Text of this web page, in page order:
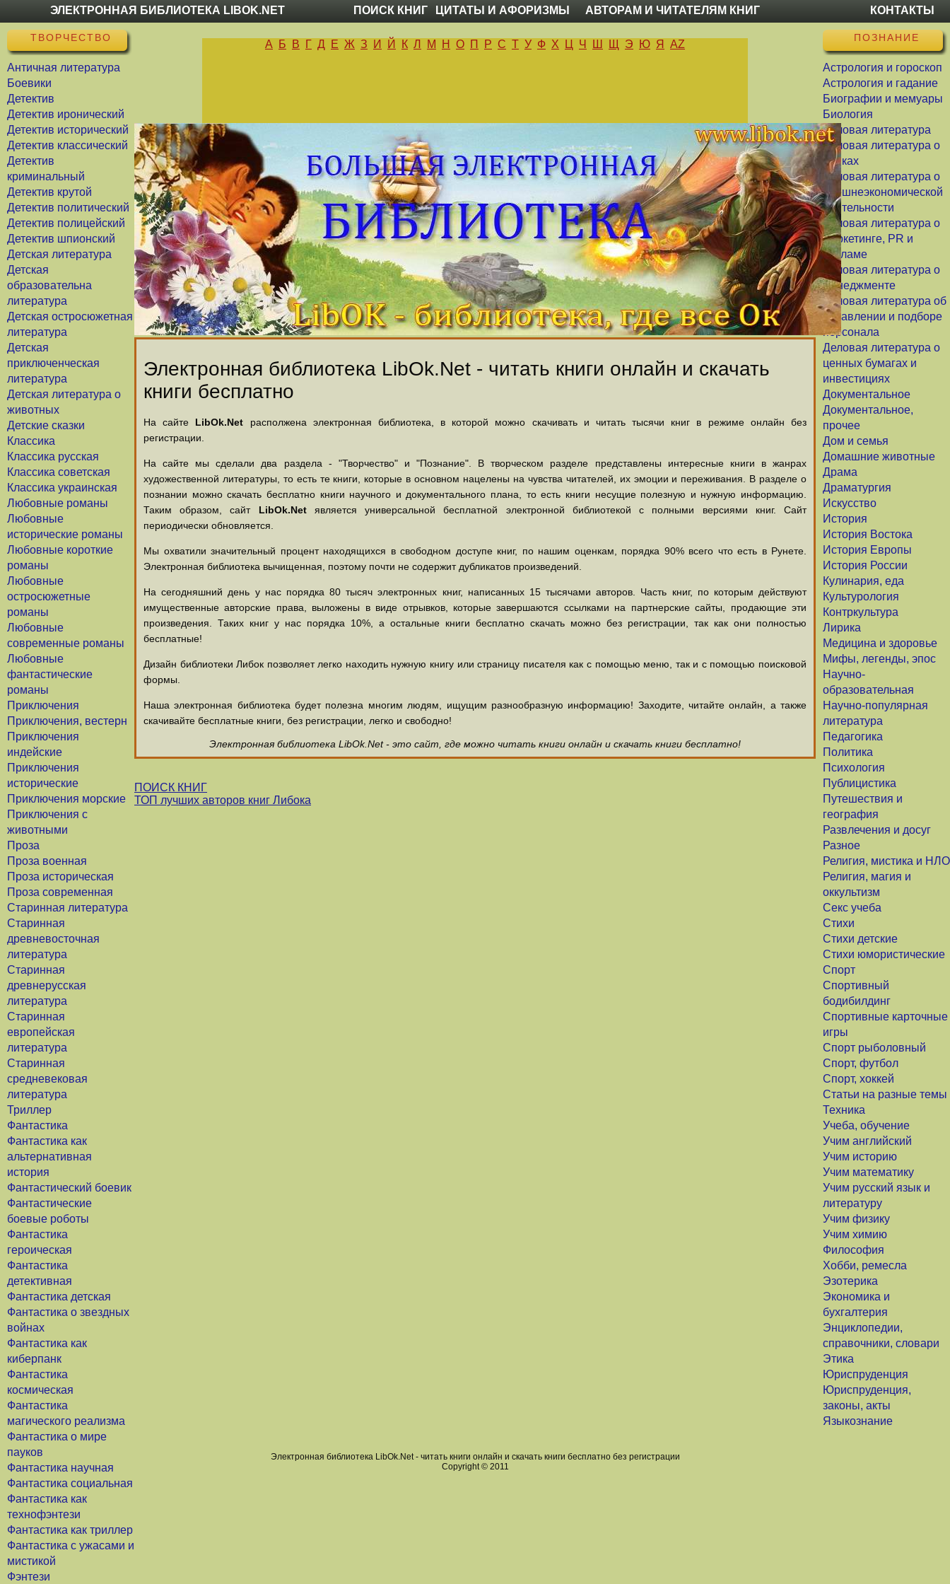
ЭЛЕКТРОННАЯ БИБЛИОТЕКА LIBOK.NET ПОИСК КНИГ ЦИТАТЫ И АФОРИЗМЫ АВТОРАМ И ЧИТАТЕЛЯМ КНИГ КОНТАКТЫ
ТВОРЧЕСТВО
Античная литература
Боевики
Детектив
Детектив иронический
Детектив исторический
Детектив классический
Детектив
криминальный
Детектив крутой
Детектив политический
Детектив полицейский
Детектив шпионский
Детская литература
Детская
образовательна
литература
Детская остросюжетная
литература
Детская
приключенческая
литература
Детская литература о
животных
Детские сказки
Классика
Классика русская
Классика советская
Классика украинская
Любовные романы
Любовные
исторические романы
Любовные короткие
романы
Любовные
остросюжетные
романы
Любовные
современные романы
Любовные
фантастические
романы
Приключения
Приключения, вестерн
Приключения
индейские
Приключения
исторические
Приключения морские
Приключения с
животными
Проза
Проза военная
Проза историческая
Проза современная
Старинная литература
Старинная
древневосточная
литература
Старинная
древнерусская
литература
Старинная
европейская
литература
Старинная
средневековая
литература
Триллер
Фантастика
Фантастика как
альтернативная
история
Фантастический боевик
Фантастические
боевые роботы
Фантастика
героическая
Фантастика
детективная
Фантастика детская
Фантастика о звездных
войнах
Фантастика как
киберпанк
Фантастика
космическая
Фантастика
магического реализма
Фантастика о мире
пауков
Фантастика научная
Фантастика социальная
Фантастика как
технофэнтези
Фантастика как триллер
Фантастика с ужасами и
мистикой
Фэнтези
ПОЗНАНИЕ
Астрология и гороскоп
Астрология и гадание
Биографии и мемуары
Биология
Деловая литература
Деловая литература о
банках
Деловая литература о
внешнеэкономической
деятельности
Деловая литература о
маркетинге, PR и
рекламе
Деловая литература о
менеджменте
Деловая литература об
управлении и подборе
персонала
Деловая литература о
ценных бумагах и
инвестициях
Документальное
Документальное,
прочее
Дом и семья
Домашние животные
Драма
Драматургия
Искусство
История
История Востока
История Европы
История России
Кулинария, еда
Культурология
Контркультура
Лирика
Медицина и здоровье
Мифы, легенды, эпос
Научно-
образовательная
Научно-популярная
литература
Педагогика
Политика
Психология
Публицистика
Путешествия и
география
Развлечения и досуг
Разное
Религия, мистика и НЛО
Религия, магия и
оккультизм
Секс учеба
Стихи
Стихи детские
Стихи юмористические
Спорт
Спортивный
бодибилдинг
Спортивные карточные
игры
Спорт рыболовный
Спорт, футбол
Спорт, хоккей
Статьи на разные темы
Техника
Учеба, обучение
Учим английский
Учим историю
Учим математику
Учим русский язык и
литературу
Учим физику
Учим химию
Философия
Хобби, ремесла
Эзотерика
Экономика и
бухгалтерия
Энциклопедии,
справочники, словари
Этика
Юриспруденция
Юриспруденция,
законы, акты
Языкознание
А Б В Г Д Е Ж З И Й К Л М Н О П Р С Т У Ф Х Ц Ч Ш Щ Э Ю Я AZ
Электронная библиотека LibOk.Net - читать книги онлайн и скачать
книги бесплатно
На сайте LibOk.Net располжена электронная библиотека, в которой можно скачивать и читать тысячи книг в режиме онлайн без
регистрации.
На сайте мы сделали два раздела - "Творчество" и "Познание". В творческом разделе представлены интересные книги в жанрах
художественной литературы, то есть те книги, которые в основном нацелены на чувства читателей, их эмоции и переживания. В разделе о
познании можно скачать бесплатно книги научного и документального плана, то есть книги несущие полезную и нужную информацию.
Таким образом, сайт LibOk.Netявляется универсальной бесплатной электронной библиотекой с полными версиями книг. Сайт
периодически обновляется.
Мы охватили значительный процент находящихся в свободном доступе книг, по нашим оценкам, порядка 90% всего что есть в Рунете.
Электронная библиотека вычищенная, поэтому почти не содержит дубликатов произведений.
На сегодняшний день у нас порядка 80 тысяч электронных книг, написанных 15 тысячами авторов. Часть книг, по которым действуют
имущественные авторские права, выложены в виде отрывков, которые завершаются ссылками на партнерские сайты, продающие эти
произведения. Таких книг у нас порядка 10%, а остальные книги бесплатно скачать можно без регистрации, так как они полностью
бесплатные!
Дизайн библиотеки Либок позволяет легко находить нужную книгу или страницу писателя как с помощью меню, так и с помощью поисковой
формы.
Наша электронная библиотека будет полезна многим людям, ищущим разнообразную информацию! Заходите, читайте онлайн, а также
скачивайте бесплатные книги, без регистрации, легко и свободно!
Электронная библиотека LibOk.Net - это сайт, где можно читать книги онлайн и скачать книги бесплатно!
ПОИСК КНИГ
ТОП лучших авторов книг Либока
Электронная библиотека LibOk.Net - читать книги онлайн и скачать книги бесплатно без регистрации
Copyright © 2011